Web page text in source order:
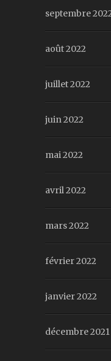
septembre
août 2022
juillet 2022
juin 2022
mai 2022
avril 2022
mars 2022
février 2022
janvier 2022
décembre 2021